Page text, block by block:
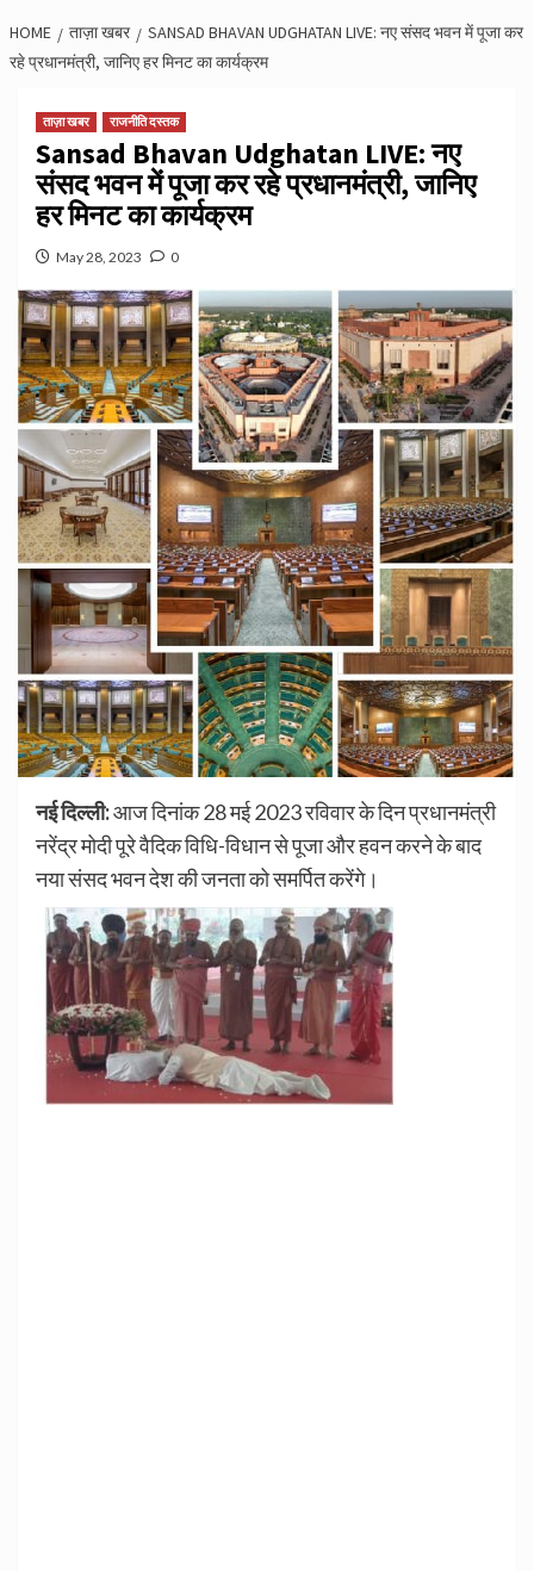
HOME ताज़ा खबर
SANSAD BHAVAN UDGHATAN LIVE: नए संसद भवन में पूजा कर
रहे प्रधानमंत्री, जानिए हर मिनट का कार्यक्रम
ताज़ा खबर राजनीति दस्तक
Sansad Bhavan Udghatan LIVE: नए
संसद भवन में पूजा कर रहे प्रधानमंत्री, जानिए
हर मिनट का कार्यक्रम
May 28, 2023 0
नई दिल्ली:आज दिनांक 28 मई 2023 रविवार के दिन प्रधानमंत्री
नरेंद्र मोदी पूरे वैदिक विधि-विधान से पूजा और हवन करने के बाद
नया संसद भवन देश की जनता को समर्पित करेंगे।